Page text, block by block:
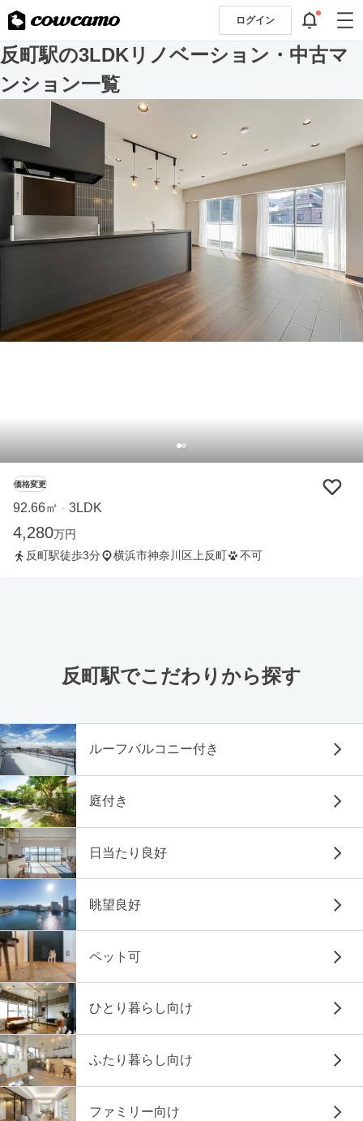
ログイン
反町駅の3LDKリノベーション・中古マ
ンション一覧
価格変更
92.66㎡ ・ 3LDK
4,280万円
反町駅徒歩3分
横浜市神奈川区上反町 不可
反町駅でこだわりから探す
ルーフバルコニー付き
庭付き
日当たり良好
眺望良好
ペット可
ひとり暮らし向け
ふたり暮らし向け
ファミリー向け